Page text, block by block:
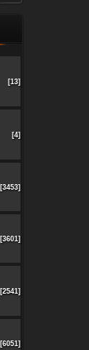
[13]
[4]
[3453]
[3601]
[2541]
[6051]